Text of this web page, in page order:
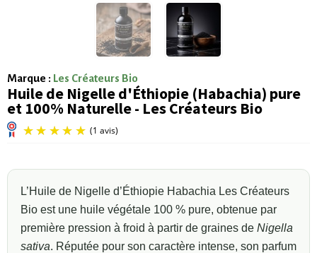
Marque : Les Créateurs Bio
Huile de Nigelle d'Éthiopie (Habachia) pure
et 100% Naturelle - Les Créateurs Bio
(1 avis)
L’Huile de Nigelle d’Éthiopie Habachia Les Créateurs
Bio est une huile végétale 100 % pure, obtenue par
première pression à froid à partir de graines de Nigella
sativa. Réputée pour son caractère intense, son parfum